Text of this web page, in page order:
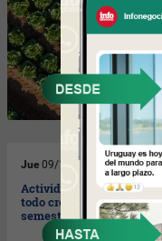
Jue 09/12/2021
Actividad, dólar e
todo crece en el segundo
semestre